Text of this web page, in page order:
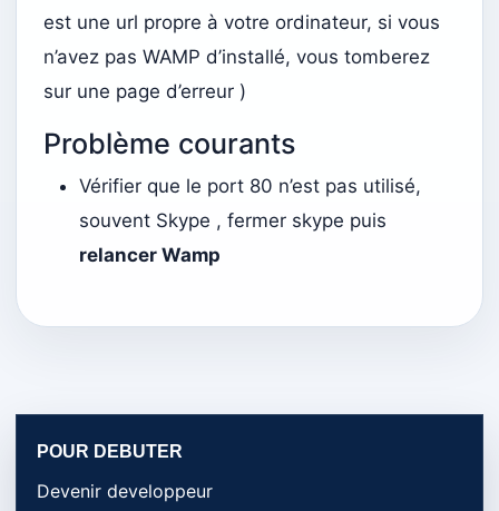
est une url propre à votre ordinateur, si vous
n’avez pas WAMP d’installé, vous tomberez
sur une page d’erreur )
Problème courants
Vérifier que le port 80 n’est pas utilisé,
souvent Skype , fermer skype puis
relancer Wamp
POUR DEBUTER
Devenir developpeur